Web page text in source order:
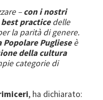
–con i nostri
best practicedelle
la parità di genere.
Puglieseè
della cultura
categorie di
, ha dichiarato: